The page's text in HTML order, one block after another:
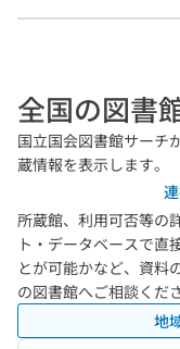
全国の図書
国立国会図書館サーチ
蔵情報を表示します。
所蔵館、利用可否等の
ト・データベースで直
とが可能かなど、資料
の図書館へご相談くだ
地